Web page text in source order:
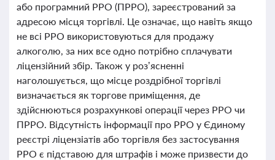
або програмний РРО (ПРРО), зареєстрований за
адресою місця торгівлі. Це означає, що навіть якщо
не всі РРО використовуються для продажу
алкоголю, за них все одно потрібно сплачувати
ліцензійний збір. Також у роз’ясненні
наголошується, що місце роздрібної торгівлі
визначається як торгове приміщення, де
здійснюються розрахункові операції через РРО чи
ПРРО. Відсутність інформації про РРО у Єдиному
реєстрі ліцензіатів або торгівля без застосування
РРО є підставою для штрафів і може призвести до